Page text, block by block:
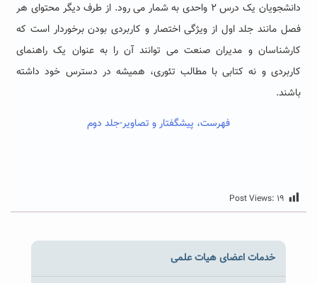
دانشجویان یک درس ۲ واحدی به شمار می رود. از طرف دیگر محتوای هر
فصل مانند جلد اول از ویژگی اختصار و کاربردی بودن برخوردار است که
کارشناسان و مدیران صنعت می توانند آن را به عنوان یک راهنمای
کاربردی و نه کتابی با مطالب تئوری، همیشه در دسترس خود داشته
باشند.
فهرست، پیشگفتار و تصاویر-جلد دوم
Post Views: ۱۹
خدمات اعضای هیات علمی